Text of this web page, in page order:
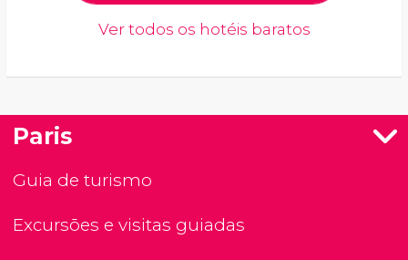
Ver todos os hotéis baratos
Paris
Guia de turismo
Excursões e visitas guiadas